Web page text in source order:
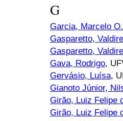
G
Garcia, Marcelo O.
Gasparetto,
Gasparetto,
Gava, Rodrigo,
Gervásio, Luísa,
Gianoto Júnior,
Girão, Luiz Felipe
Girão, Luiz Felipe